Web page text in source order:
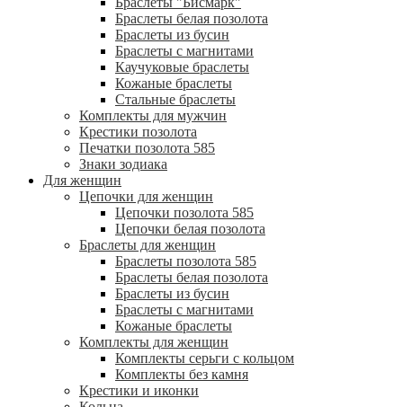
Браслеты белая позолота
Браслеты из бусин
Браслеты с магнитами
Каучуковые браслеты
Кожаные браслеты
Стальные браслеты
Комплекты для мужчин
Крестики позолота
Печатки позолота 585
Знаки зодиака
Для женщин
Цепочки для женщин
Цепочки позолота 585
Цепочки белая позолота
Браслеты для женщин
Браслеты позолота 585
Браслеты белая позолота
Браслеты из бусин
Браслеты с магнитами
Кожаные браслеты
Комплекты для женщин
Комплекты серьги с кольцом
Комплекты без камня
Крестики и иконки